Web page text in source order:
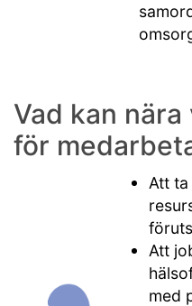
Vad kan
för
Att
Att
med